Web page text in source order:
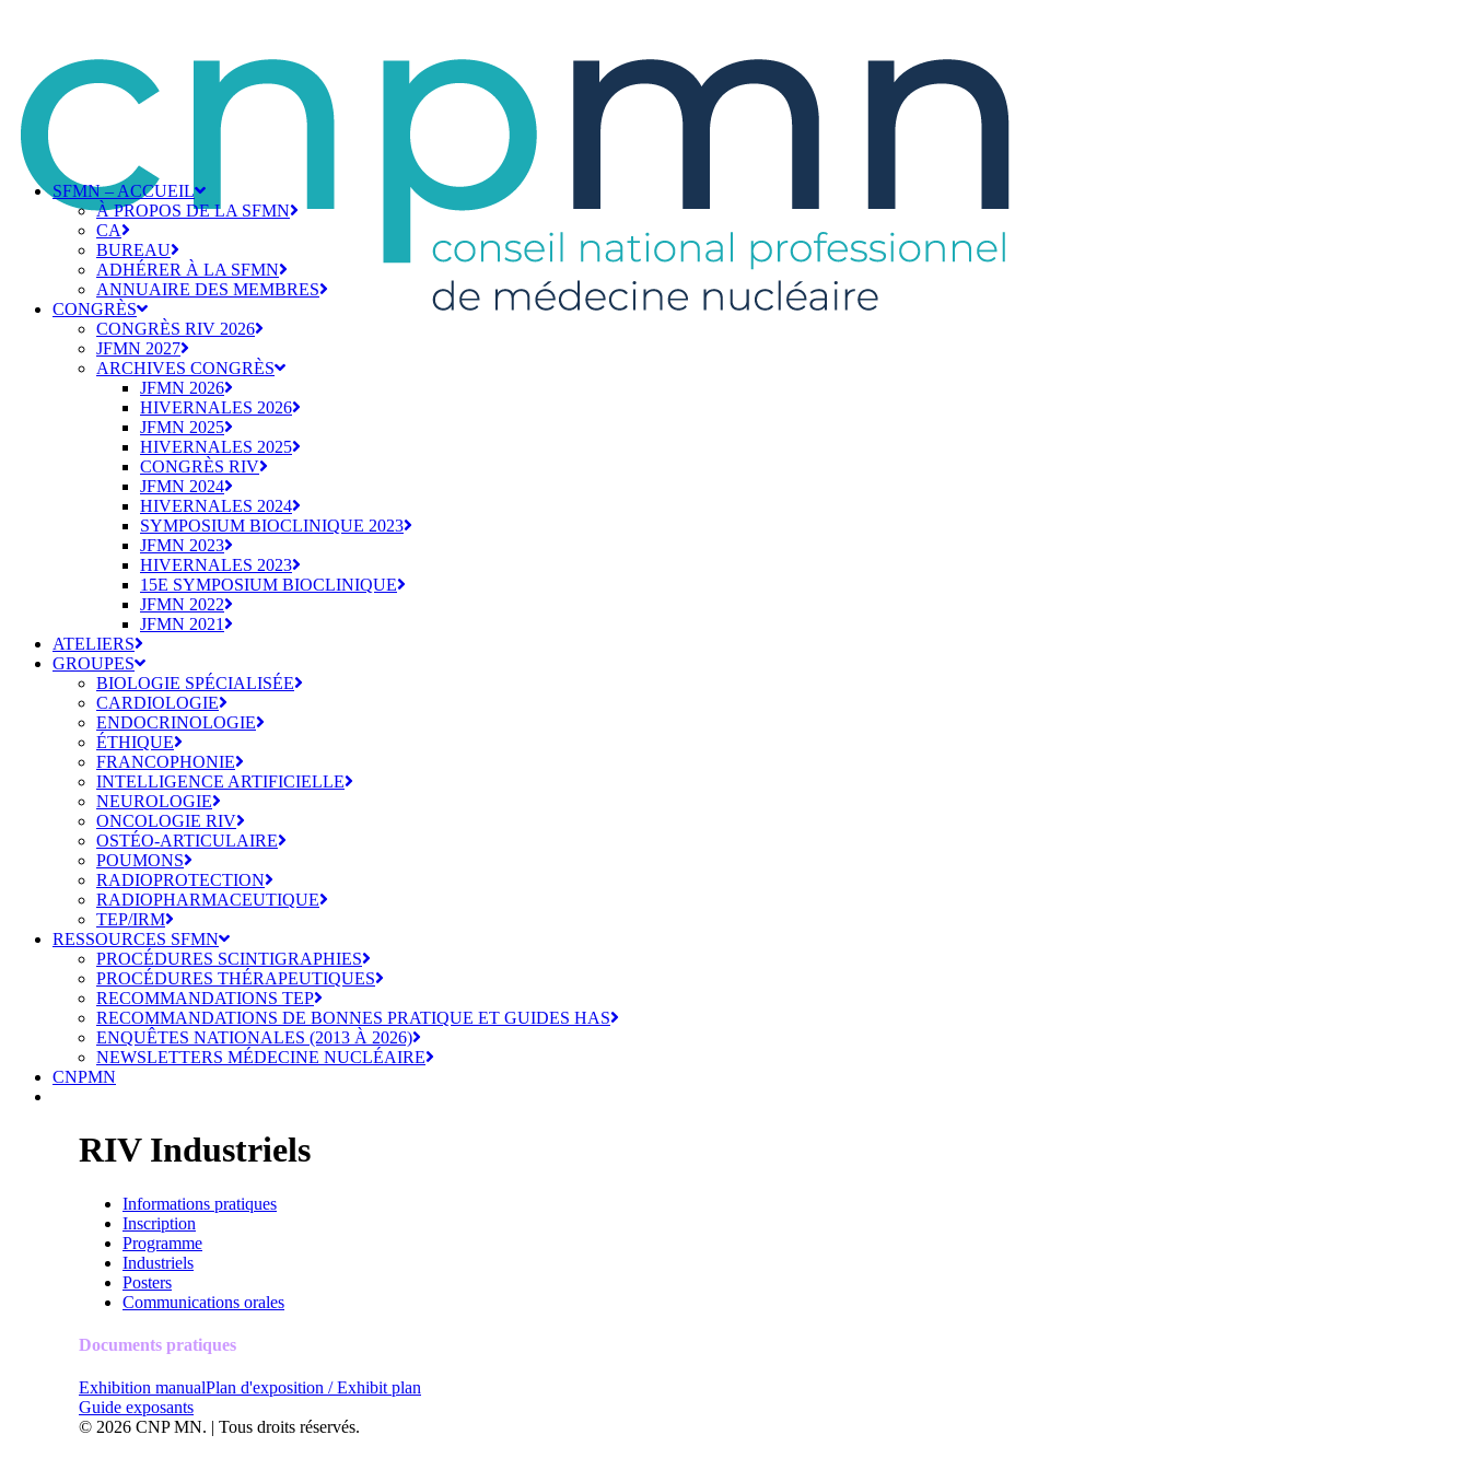
SFMN – ACCUEIL
À PROPOS DE LA SFMN
CA
BUREAU
ADHÉRER À LA SFMN
ANNUAIRE DES MEMBRES
CONGRÈS
CONGRÈS RIV 2026
JFMN 2027
ARCHIVES CONGRÈS
JFMN 2026
HIVERNALES 2026
JFMN 2025
HIVERNALES 2025
CONGRÈS RIV
JFMN 2024
HIVERNALES 2024
SYMPOSIUM BIOCLINIQUE 2023
JFMN 2023
HIVERNALES 2023
15E SYMPOSIUM BIOCLINIQUE
JFMN 2022
JFMN 2021
ATELIERS
GROUPES
BIOLOGIE SPÉCIALISÉE
CARDIOLOGIE
ENDOCRINOLOGIE
ÉTHIQUE
FRANCOPHONIE
INTELLIGENCE ARTIFICIELLE
NEUROLOGIE
ONCOLOGIE RIV
OSTÉO-ARTICULAIRE
POUMONS
RADIOPROTECTION
RADIOPHARMACEUTIQUE
TEP/IRM
RESSOURCES SFMN
PROCÉDURES SCINTIGRAPHIES
PROCÉDURES THÉRAPEUTIQUES
RECOMMANDATIONS TEP
RECOMMANDATIONS DE BONNES PRATIQUE ET GUIDES HAS
ENQUÊTES NATIONALES (2013 À 2026)
NEWSLETTERS MÉDECINE NUCLÉAIRE
CNPMN
RIV Industriels
Informations pratiques
Inscription
Programme
Industriels
Posters
Communications orales
Documents pratiques
Exhibition manualPlan d'exposition / Exhibit plan
Guide exposants
© 2026 CNP MN. | Tous droits réservés.